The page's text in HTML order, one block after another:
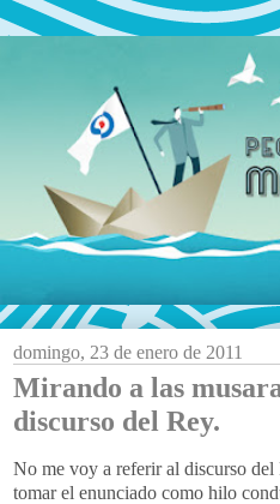
domingo, 23 de enero de 2011
Mirando a las
discurso del Rey.
No me voy a referir al discurso del
tomar el enunciado como hilo